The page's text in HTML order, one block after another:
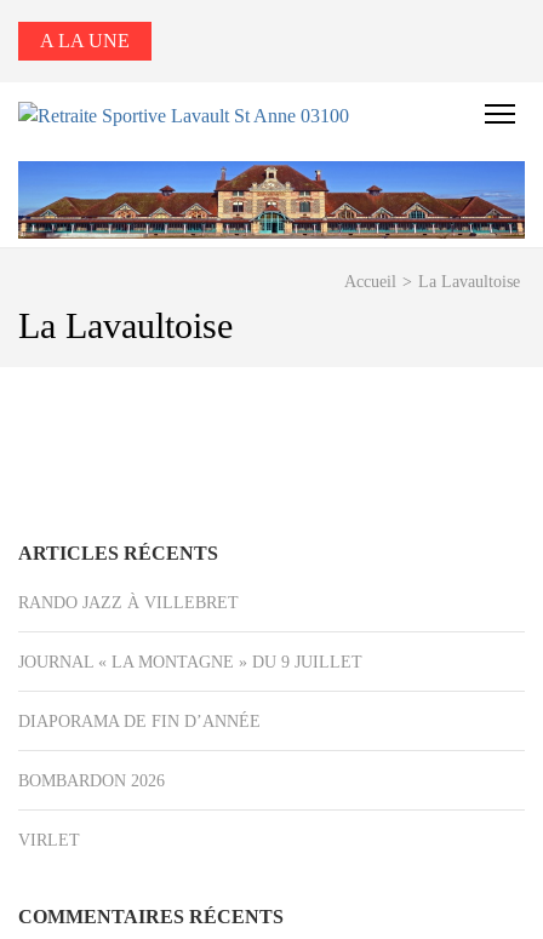
A LA UNE
SPORTIVE
LAVAULT ST
Accueil > La Lavaultoise
La Lavaultoise
ARTICLES RÉCENTS
RANDO JAZZ À VILLEBRET
JOURNAL « LA MONTAGNE » DU 9 JUILLET
DIAPORAMA DE FIN D’ANNÉE
BOMBARDON 2026
VIRLET
COMMENTAIRES RÉCENTS